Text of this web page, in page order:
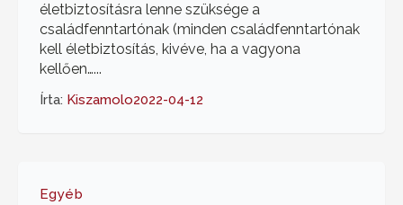
életbiztosításra lenne szüksége a
családfenntartónak (minden családfenntartónak
kell életbiztosítás, kivéve, ha a vagyona
kellően…...
Írta: Kiszamolo2022-04-12
Egyéb